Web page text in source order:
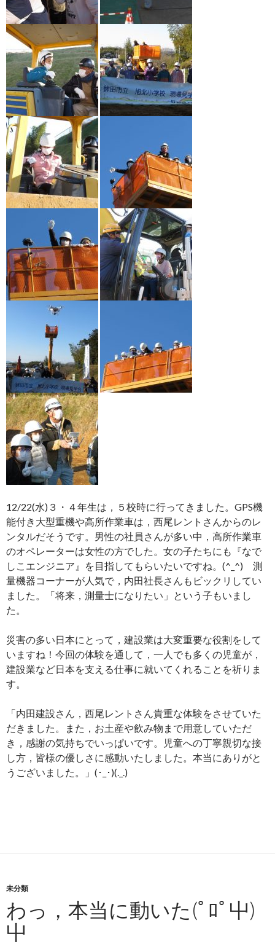
12/22(水)３・４年生は，５校時に行ってきました。GPS機
能付き大型重機や高所作業車は，西尾レントさんからのレ
ンタルだそうです。男性の社員さんが多い中，高所作業車
のオペレーターは女性の方でした。女の子たちにも『なで
しこエンジニア』を目指してもらいたいですね。(^_^) 測
量機器コーナーが人気で，内田社長さんもビックリしてい
ました。「将来，測量士になりたい」という子もいまし
た。
災害の多い日本にとって，建設業は大変重要な役割をして
いますね！今回の体験を通して，一人でも多くの児童が，
建設業など日本を支える仕事に就いてくれることを祈りま
す。
「内田建設さん，西尾レントさん貴重な体験をさせていた
だきました。また，お土産や飲み物まで用意していただ
き，感謝の気持ちでいっぱいです。児童への丁寧親切な接
し方，皆様の優しさに感動いたしました。本当にありがと
うございました。」(･_･)(._.)
未分類
わっ，本当に動いた(ﾟﾛﾟ屮)
屮